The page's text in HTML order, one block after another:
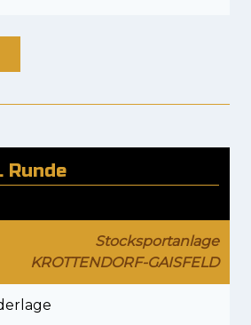
Runde
Stocksportanlage
KROTTENDORF-GAISFELD